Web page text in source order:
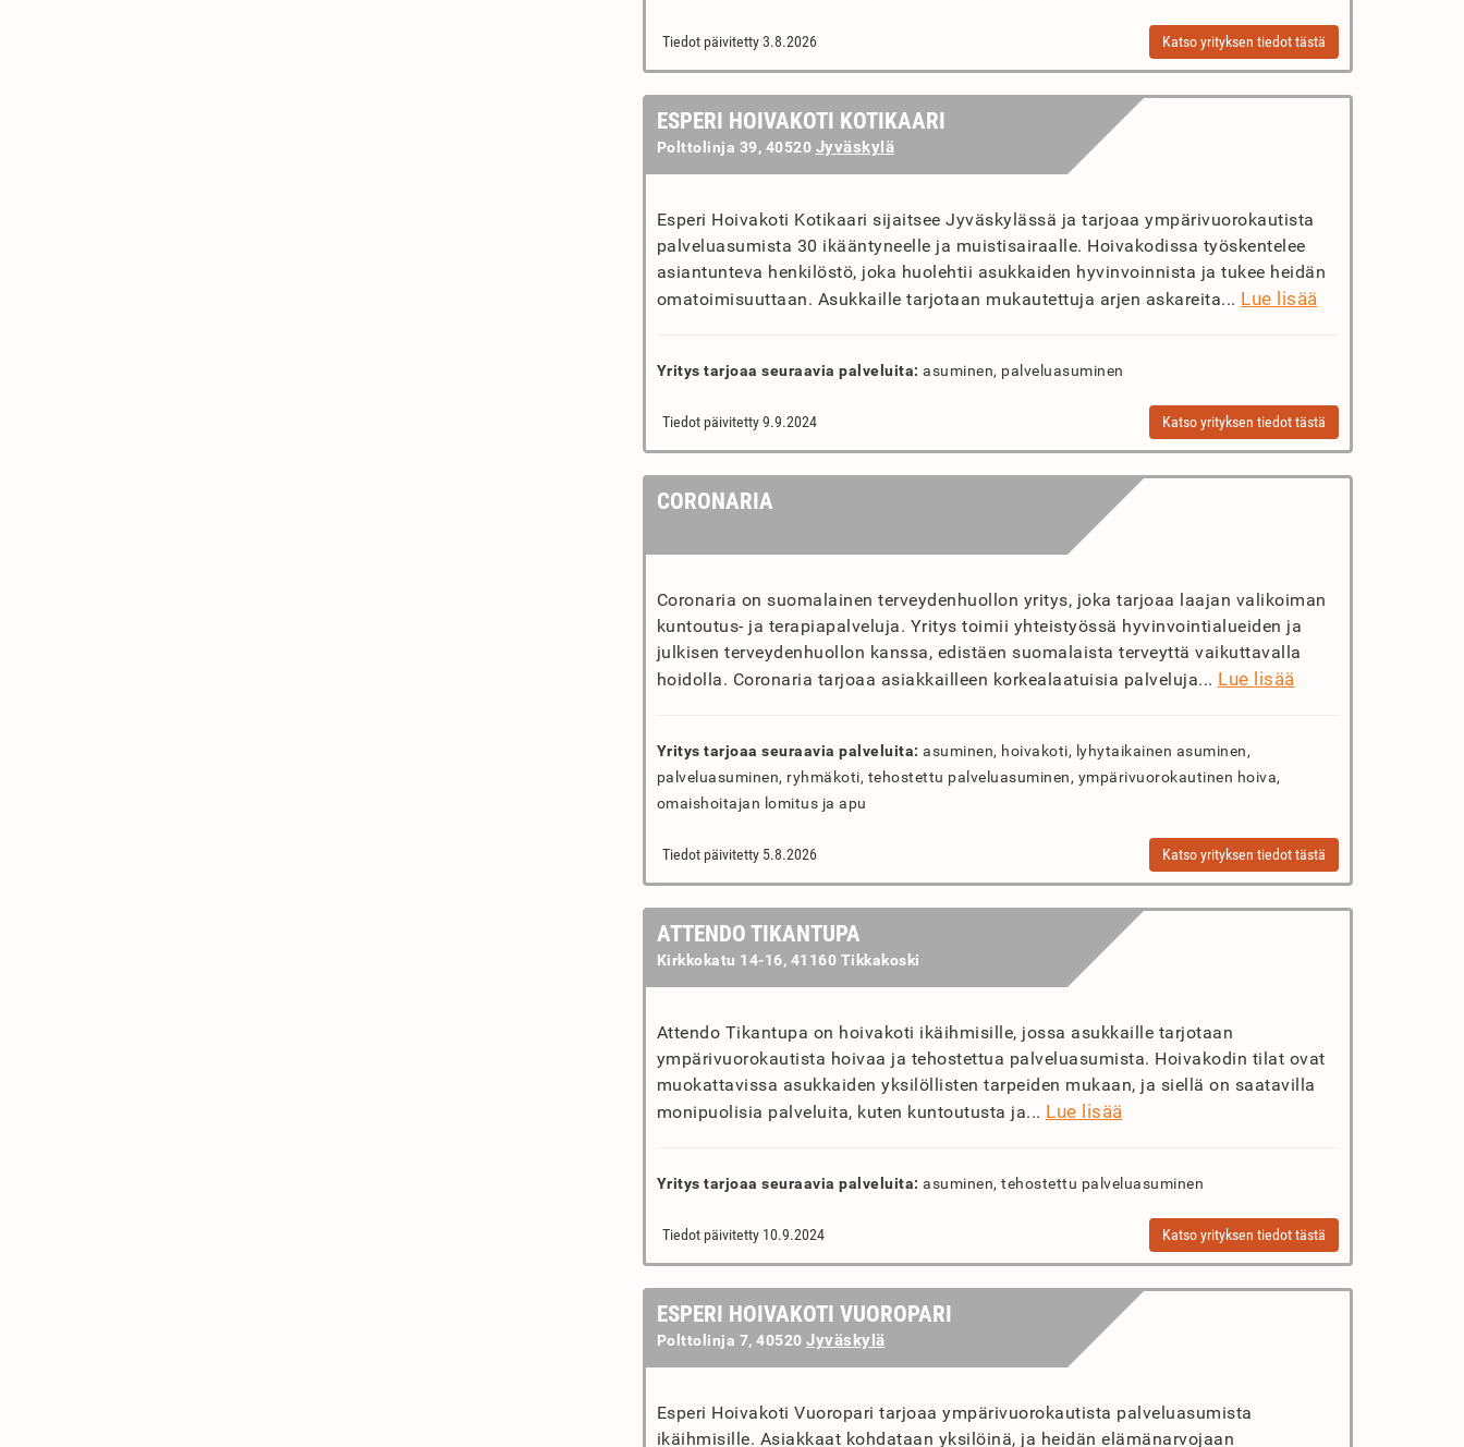
Tiedot päivitetty 3.8.2026 Katso yrityksen tiedot tästä
ESPERI HOIVAKOTI KOTIKAARI
Polttolinja 39, 40520 Jyväskylä
Esperi Hoivakoti Kotikaari sijaitsee Jyväskylässä ja tarjoaa ympärivuorokautista
palveluasumista 30 ikääntyneelle ja muistisairaalle. Hoivakodissa työskentelee
asiantunteva henkilöstö, joka huolehtii asukkaiden hyvinvoinnista ja tukee heidän
omatoimisuuttaan. Asukkaille tarjotaan mukautettuja arjen askareita... Lue lisää
Yritys tarjoaa seuraavia palveluita: asuminen, palveluasuminen
Tiedot päivitetty 9.9.2024 Katso yrityksen tiedot tästä
CORONARIA
Coronaria on suomalainen terveydenhuollon yritys, joka tarjoaa laajan valikoiman
kuntoutus- ja terapiapalveluja. Yritys toimii yhteistyössä hyvinvointialueiden ja
julkisen terveydenhuollon kanssa, edistäen suomalaista terveyttä vaikuttavalla
hoidolla. Coronaria tarjoaa asiakkailleen korkealaatuisia palveluja... Lue lisää
Yritys tarjoaa seuraavia palveluita: asuminen, hoivakoti, lyhytaikainen asuminen,
palveluasuminen, ryhmäkoti, tehostettu palveluasuminen, ympärivuorokautinen hoiva,
omaishoitajan lomitus ja apu
Tiedot päivitetty 5.8.2026 Katso yrityksen tiedot tästä
ATTENDO TIKANTUPA
Kirkkokatu 14-16, 41160 Tikkakoski
Attendo Tikantupa on hoivakoti ikäihmisille, jossa asukkaille tarjotaan
ympärivuorokautista hoivaa ja tehostettua palveluasumista. Hoivakodin tilat ovat
muokattavissa asukkaiden yksilöllisten tarpeiden mukaan, ja siellä on saatavilla
monipuolisia palveluita, kuten kuntoutusta ja... Lue lisää
Yritys tarjoaa seuraavia palveluita: asuminen, tehostettu palveluasuminen
Tiedot päivitetty 10.9.2024 Katso yrityksen tiedot tästä
ESPERI HOIVAKOTI VUOROPARI
Polttolinja 7, 40520 Jyväskylä
Esperi Hoivakoti Vuoropari tarjoaa ympärivuorokautista palveluasumista
ikäihmisille. Asiakkaat kohdataan yksilöinä, ja heidän elämänarvojaan